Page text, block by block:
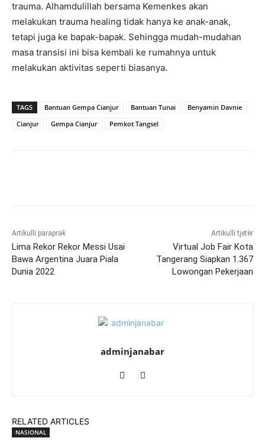
trauma. Alhamdulillah bersama Kemenkes akan
melakukan trauma healing tidak hanya ke anak-anak,
tetapi juga ke bapak-bapak. Sehingga mudah-mudahan
masa transisi ini bisa kembali ke rumahnya untuk
melakukan aktivitas seperti biasanya.
TAGS Bantuan Gempa Cianjur Bantuan Tunai
Benyamin Davnie
Cianjur
Gempa Cianjur Pemkot Tangsel
Artikulli paraprak
Lima Rekor Rekor Messi Usai
Bawa Argentina Juara Piala
Dunia 2022
Artikulli tjetër
Virtual Job Fair Kota
Tangerang Siapkan 1.367
Lowongan Pekerjaan
adminjanabar
RELATED ARTICLES
NASIONAL